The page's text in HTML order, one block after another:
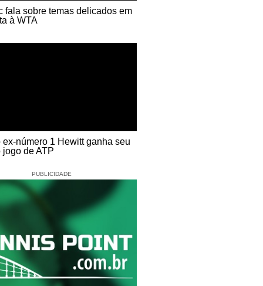
fala sobre temas delicados em
à WTA
ex-número 1 Hewitt ganha seu
jogo de ATP
PUBLICIDADE